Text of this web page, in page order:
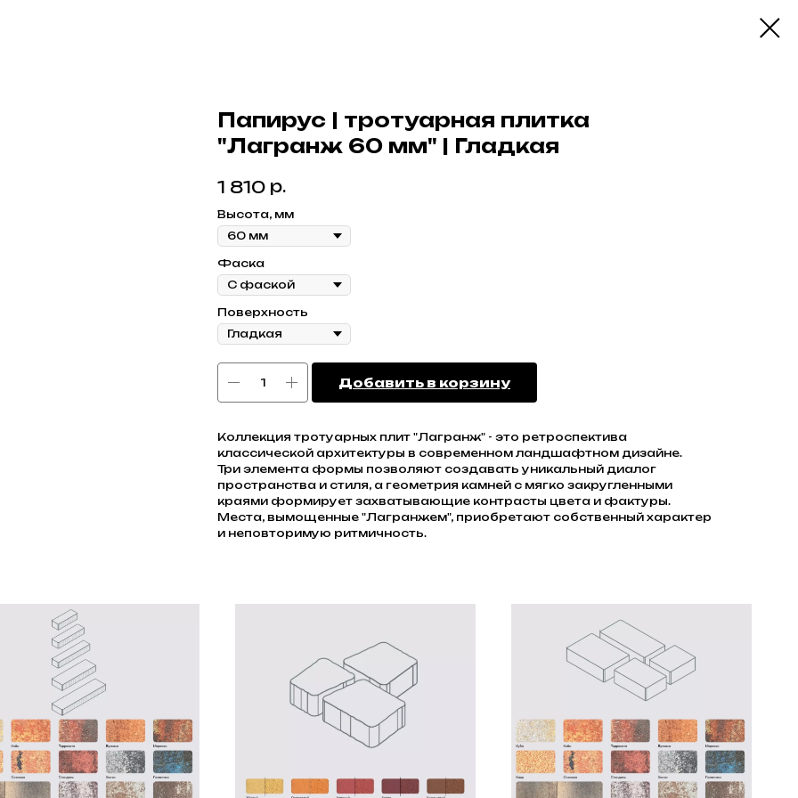
Папирус | тротуарная плитка
"Лагранж 60 мм" | Гладкая
1 810 р.
Высота, мм
Фаска
Поверхность
Добавить в корзину
Коллекция тротуарных плит "Лагранж" - это ретроспектива
классической архитектуры в современном ландшафтном дизайне.
Три элемента формы позволяют создавать уникальный диалог
пространства и стиля, а геометрия камней с мягко закругленными
краями формирует захватывающие контрасты цвета и фактуры.
Места, вымощенные "Лагранжем", приобретают собственный характер
и неповторимую ритмичность.